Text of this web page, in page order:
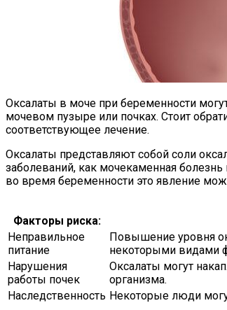
Оксалаты в моче при беременности
мочевом пузыре или почках. Стоит
соответствующее лечение.
Оксалаты представляют собой соли
заболеваний, как мочекаменная
во время беременности это явление
Факторы риска:
Неправильное
питание
Повышение уровня
некоторыми видами
Нарушения
работы почек
Оксалаты могут
организма.
Наследственность Некоторые люди